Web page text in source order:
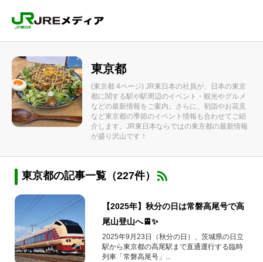
東京都
(東京都 4ページ) JR東日本の社員が、日本の東京
都に関する駅や駅周辺のイベント・観光やグルメ
などの最新情報をご案内。さらに、初詣やお花見
など東京都の季節のイベント情報も合わせてご紹
介します。JR東日本ならではの東京都の最新情報
が盛り沢山です！
東京都の記事一覧（227件）
【2025年】秋分の日は常磐高尾号で高
尾山登山へ🚈✨
2025年9月23日（秋分の日）、茨城県の日立
駅から東京都の高尾駅まで直通運行する臨時
列車「常磐高尾号」...